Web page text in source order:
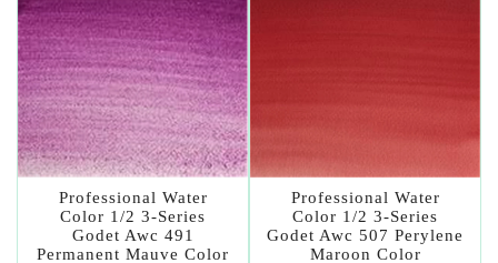
Professional Water
Color 1/2 3-Series
Godet Awc 491
Permanent Mauve Color
Professional Water
Color 1/2 3-Series
Godet Awc 507 Perylene
Maroon Color